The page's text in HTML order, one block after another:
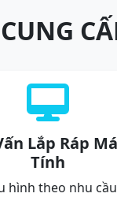
Lắp Ráp
Tính
hình theo nhu